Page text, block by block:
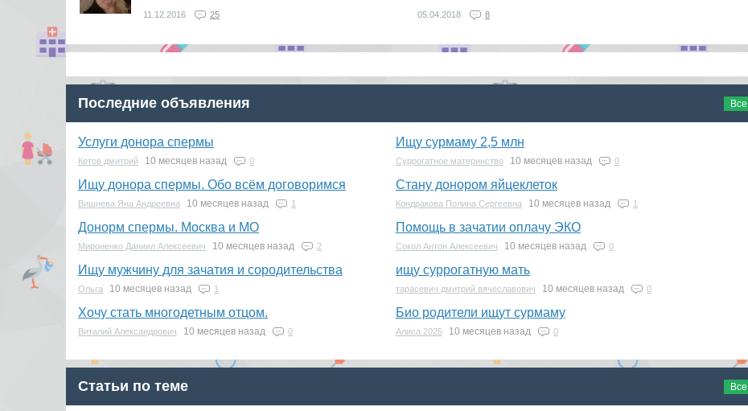
11.12.2016 25 05.04.2018 8
Последние объявления Все
Услуги донора спермы
Кетов дмитрий 10 месяцев назад 0
Ищу сурмаму 2,5 млн
Суррогатное материнство 10 месяцев назад 0
Ищу донора спермы. Обо всём договоримся
Вишнева Яна Андреевна 10 месяцев назад 1
Стану донором яйцеклеток
Кондракова Полина Сергеевна 10 месяцев назад 1
Донорм спермы. Москва и МО
Мироненко Даниил Алексеевич 10 месяцев назад 2
Помощь в зачатии оплачу ЭКО
Сокол Антон Алексеевич 10 месяцев назад 0
Ищу мужчину для зачатия и сородительства
Ольга 10 месяцев назад 1
ищу суррогатную мать
тарасевич дмитрий вячеславович 10 месяцев назад 0
Хочу стать многодетным отцом.
Виталий Александрович 10 месяцев назад 0
Био родители ищут сурмаму
Алиса 2025 10 месяцев назад 0
Статьи по теме Все